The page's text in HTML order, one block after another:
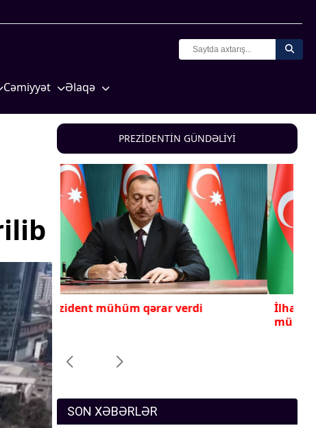
Cəmiyyət
Məhkəmə və hüquq
Gənclər və İdman
Hadisə
Sağlamlıq
Sosium
Mənəvi dəyərlər
Texnologiya
Mətbuat-150
Əlaqə
PREZİDENTİN GÜNDƏLİYİ
İlham Əliyev ona yüksək dövlət
SON XƏBƏRLƏR